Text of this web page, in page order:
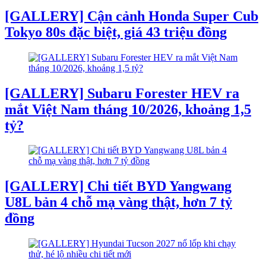
[GALLERY] Cận cảnh Honda Super Cub
Tokyo 80s đặc biệt, giá 43 triệu đồng
[GALLERY] Subaru Forester HEV ra
mắt Việt Nam tháng 10/2026, khoảng 1,5
tỷ?
[GALLERY] Chi tiết BYD Yangwang
U8L bản 4 chỗ mạ vàng thật, hơn 7 tỷ
đồng